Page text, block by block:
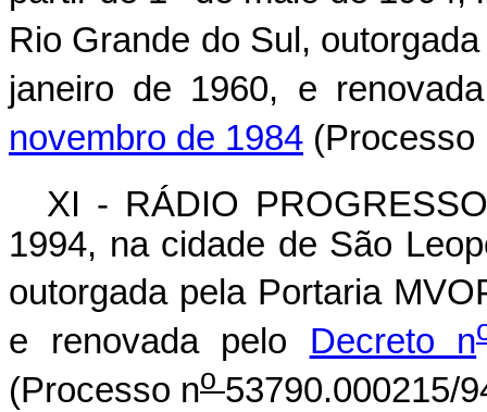
Rio Grande do Sul,
janeiro de 1960, e
novembro de 1984 (Processo
XI - RÁDIO
1994, na cidade de São
outorgada pela Portaria
e renovada pelo Decreto n
(Processo no 53790.000215/